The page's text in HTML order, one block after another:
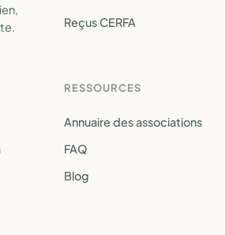
Reçus CERFA
RESSOURCES
Annuaire des associations
FAQ
Blog